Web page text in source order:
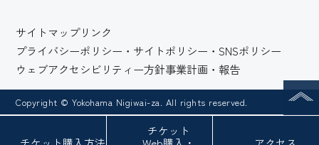
チケット
サイトマップリンク
プライバシーポリシー・サイトポリシー・SNSポリシー
ウェブアクセシビリティー方針事業計画・報告
Copyright © Yokohama Nigiwai-za. All rights reserved.